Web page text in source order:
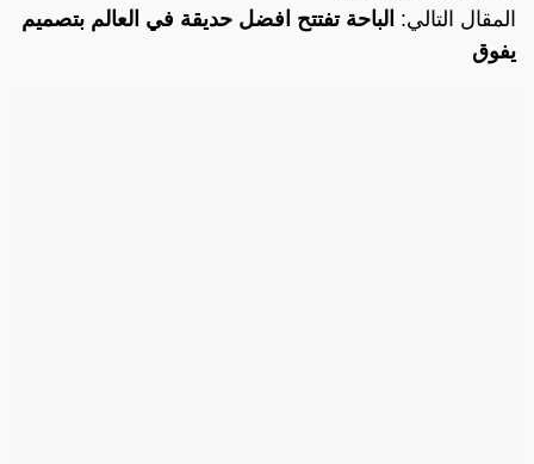
المقال التالي: الباحة تفتتح افضل حديقة في العالم بتصميم
يفوق